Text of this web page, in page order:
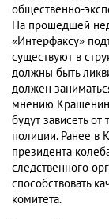
общественно-
На прошедшей
«Интерфаксу»
существуют в
должны быть
должен
мнению
будут зависеть
полиции. Ранее в
президента
следственного
способствовать
комитета.